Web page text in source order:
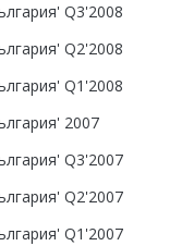
Q3'2008
Q2'2008
Q1'2008
2007
Q3'2007
Q2'2007
Q1'2007